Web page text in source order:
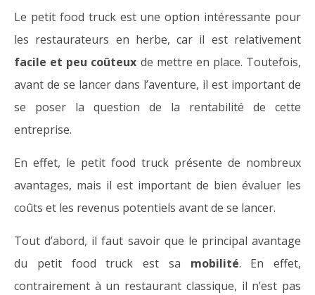
Le petit food truck est une option intéressante pour
les restaurateurs en herbe, car il est relativement
facile et peu coûteux de mettre en place. Toutefois,
avant de se lancer dans l’aventure, il est important de
se poser la question de la rentabilité de cette
entreprise.
En effet, le petit food truck présente de nombreux
avantages, mais il est important de bien évaluer les
coûts et les revenus potentiels avant de se lancer.
Tout d’abord, il faut savoir que le principal avantage
du petit food truck est sa mobilité. En effet,
contrairement à un restaurant classique, il n’est pas